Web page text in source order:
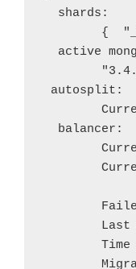
  shards:
active
autosplit:
  balancer: